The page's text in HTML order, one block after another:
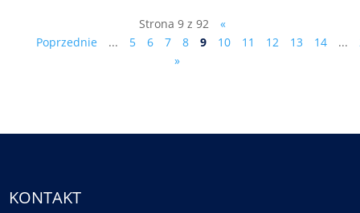
Strona 9 z 92
«
Poprzednie
... 5 6 7 8 9 10 11 12 13 14 ...
»
KONTAKT